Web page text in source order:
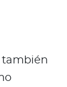
también